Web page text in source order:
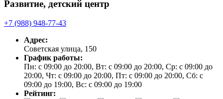
Развитие, детский центр
+7 (988) 948-77-43
Адрес:
Советская улица, 150
График работы:
Пн: с 09:00 до 20:00, Вт: с 09:00 до 20:00, Ср: с 09:00 до
20:00, Чт: с 09:00 до 20:00, Пт: с 09:00 до 20:00, Сб: с
09:00 до 19:00, Вс: с 09:00 до 19:00
Рейтинг: